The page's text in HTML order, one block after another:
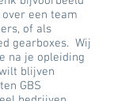
een team
of als
gearboxes. Wij
na je opleiding
blijven
GBS